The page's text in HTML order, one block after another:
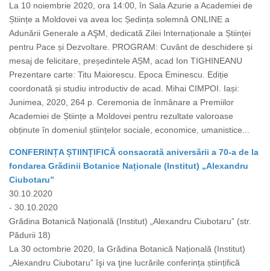
La 10 noiembrie 2020, ora 14:00, în Sala Azurie a Academiei de
Științe a Moldovei va avea loc Ședința solemnă ONLINE a
Adunării Generale a AŞM, dedicată Zilei Internaționale a Științei
pentru Pace și Dezvoltare. PROGRAM: Cuvânt de deschidere și
mesaj de felicitare, președintele AȘM, acad Ion TIGHINEANU
Prezentare carte: Titu Maiorescu. Epoca Eminescu. Ediție
coordonată și studiu introductiv de acad. Mihai CIMPOI. Iași:
Junimea, 2020, 264 p. Ceremonia de înmânare a Premiilor
Academiei de Științe a Moldovei pentru rezultate valoroase
obținute în domeniul științelor sociale, economice, umanistice...
CONFERINȚA ȘTIINȚIFICĂ consacrată aniversării a 70-a de la
fondarea Grădinii Botanice Naționale (Institut) „Alexandru
Ciubotaru”
30.10.2020
- 30.10.2020
Grădina Botanică Națională (Institut) „Alexandru Ciubotaru” (str.
Pădurii 18)
La 30 octombrie 2020, la Grădina Botanică Națională (Institut)
„Alexandru Ciubotaru” îşi va ţine lucrările conferința științifică